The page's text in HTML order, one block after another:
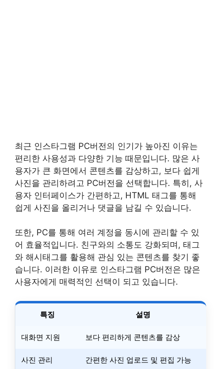
최근 인스타그램 PC버전의 인기가 높아진 이유는
편리한 사용성과 다양한 기능 때문입니다. 많은 사
용자가 큰 화면에서 콘텐츠를 감상하고, 보다 쉽게
사진을 관리하려고 PC버전을 선택합니다. 특히, 사
용자 인터페이스가 간편하고, HTML 태그를 통해
쉽게 사진을 올리거나 댓글을 남길 수 있습니다.
또한, PC를 통해 여러 계정을 동시에 관리할 수 있
어 효율적입니다. 친구와의 소통도 강화되며, 태그
와 해시태그를 활용해 관심 있는 콘텐츠를 찾기 좋
습니다. 이러한 이유로 인스타그램 PC버전은 많은
사용자에게 매력적인 선택이 되고 있습니다.
특징 설명
대화면 지원 보다 편리하게 콘텐츠를 감상
사진 관리 간편한 사진 업로드 및 편집 가능